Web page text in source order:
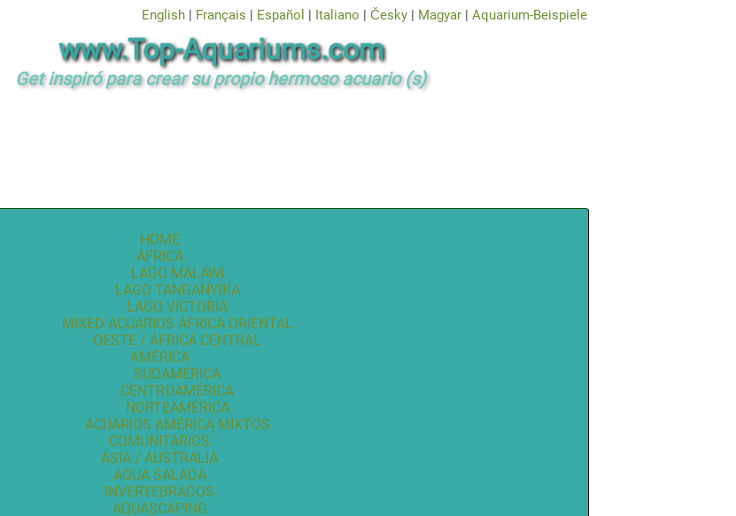
English | Français | Español | Italiano | Česky | Magyar | Aquarium-Beispiele
www.Top-Aquariums.com
Get inspiró para crear su propio hermoso acuario (s)
HOME
ÁFRICA
LAGO MALAWI
LAGO TANGANYIKA
LAGO VICTORIA
MIXED ACUARIOS ÁFRICA ORIENTAL
OESTE / ÁFRICA CENTRAL
AMÉRICA
SUDAMÉRICA
CENTROAMÉRICA
NORTEAMÉRICA
ACUARIOS AMÉRICA MIXTOS
COMUNITARIOS
ASIA / AUSTRALIA
AGUA SALADA
INVERTEBRADOS
AQUASCAPING